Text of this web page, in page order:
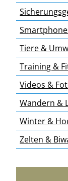
Tiere &
Training &
Videos &
Wandern &
Winter &
Zelten &